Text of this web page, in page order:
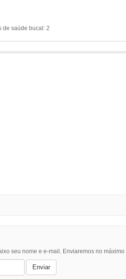
de saúde bucal: 2
seu nome e e-mail. Enviaremos no
Enviar